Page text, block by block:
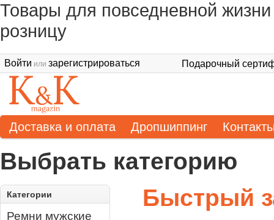
Товары для повседневной
розницу
Войти или зарегистрироваться Подарочный
Доставка и оплата Дропшиппинг
Выбрать категорию
Категории
Ремни мужские
Быстрый